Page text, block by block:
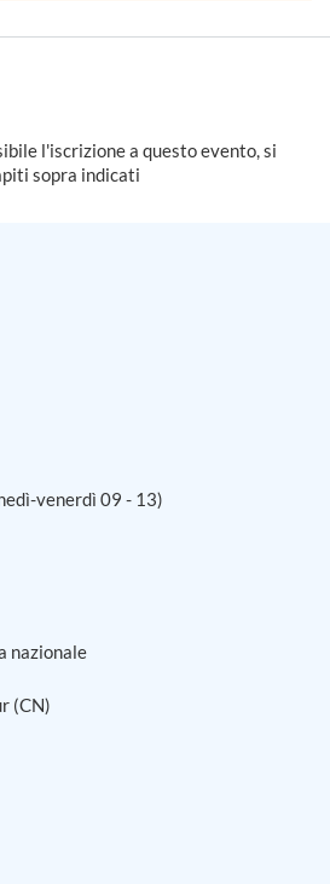
l'iscrizione a questo evento, si
sopra indicati
venerdì 09 - 13)
nazionale
(CN)